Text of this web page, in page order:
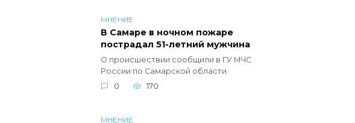
МНЕНИЕ
В Самаре в ночном пожаре
пострадал 51-летний мужчина
О происшествии сообщили в ГУ МЧС
России по Самарской области.
0
170
МНЕНИЕ